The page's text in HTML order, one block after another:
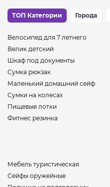
ТОП Категории Города
Велосипед для 7 летнего
Велик детский
Шкаф под документы
Сумка рюкзак
Маленький домашний сейф
Сумки на колесах
Пищевые лотки
Фитнес резинка
Мебель туристическая
Сейфы оружейные